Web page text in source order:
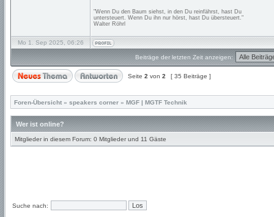
"Wenn Du den Baum siehst, in den Du reinfährst, hast Du
untersteuert. Wenn Du ihn nur hörst, hast Du übersteuert."
Walter Röhrl
Mo 1. Sep 2025, 06:26
Beiträge der letzten Zeit anzeigen:
Seite 2 von 2 [ 35 Beiträge ]
Foren-Übersicht » speakers corner » MGF | MGTF Technik
Wer ist online?
Mitglieder in diesem Forum: 0 Mitglieder und 11 Gäste
Suche nach: